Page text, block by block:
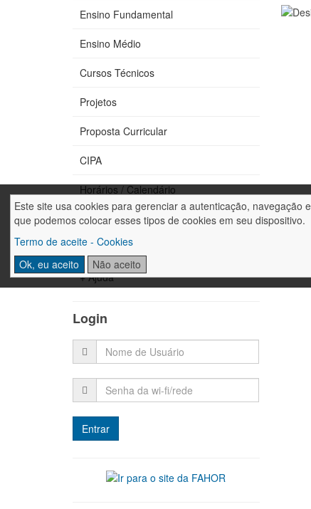
Este site usa cookies para gerenciar a autenticação, navegação
que podemos colocar esses tipos de cookies em seu dispositivo.
Termo de aceite - Cookies
Ok, eu aceito
Não aceito
Ensino Fundamental
Ensino Médio
Cursos Técnicos
Projetos
Proposta Curricular
CIPA
Horários / Calendário
Fale conosco
Trabalhe conosco
+ Ajuda
Login